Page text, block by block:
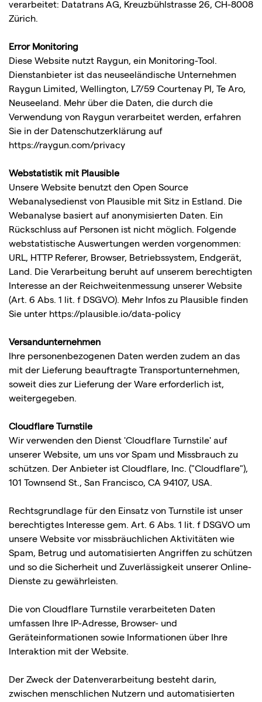
verarbeitet: Datatrans AG, Kreuzbühlstrasse 26, CH-8008
Zürich.
Error Monitoring
Diese Website nutzt Raygun, ein Monitoring-Tool.
Dienstanbieter ist das neuseeländische Unternehmen
Raygun Limited, Wellington, L7/59 Courtenay Pl, Te Aro,
Neuseeland. Mehr über die Daten, die durch die
Verwendung von Raygun verarbeitet werden, erfahren
Sie in der Datenschutzerklärung auf
https://raygun.com/privacy
Webstatistik mit Plausible
Unsere Website benutzt den Open Source
Webanalysedienst von Plausible mit Sitz in Estland. Die
Webanalyse basiert auf anonymisierten Daten. Ein
Rückschluss auf Personen ist nicht möglich. Folgende
webstatistische Auswertungen werden vorgenommen:
URL, HTTP Referer, Browser, Betriebssystem, Endgerät,
Land. Die Verarbeitung beruht auf unserem berechtigten
Interesse an der Reichweitenmessung unserer Website
(Art. 6 Abs. 1 lit. f DSGVO). Mehr Infos zu Plausible finden
Sie unter https://plausible.io/data-policy
Versandunternehmen
Ihre personenbezogenen Daten werden zudem an das
mit der Lieferung beauftragte Transportunternehmen,
soweit dies zur Lieferung der Ware erforderlich ist,
weitergegeben.
Cloudflare Turnstile
Wir verwenden den Dienst 'Cloudflare Turnstile' auf
unserer Website, um uns vor Spam und Missbrauch zu
schützen. Der Anbieter ist Cloudflare, Inc. ("Cloudflare"),
101 Townsend St., San Francisco, CA 94107, USA.
Rechtsgrundlage für den Einsatz von Turnstile ist unser
berechtigtes Interesse gem. Art. 6 Abs. 1 lit. f DSGVO um
unsere Website vor missbräuchlichen Aktivitäten wie
Spam, Betrug und automatisierten Angriffen zu schützen
und so die Sicherheit und Zuverlässigkeit unserer Online-
Dienste zu gewährleisten.
Die von Cloudflare Turnstile verarbeiteten Daten
umfassen Ihre IP-Adresse, Browser- und
Geräteinformationen sowie Informationen über Ihre
Interaktion mit der Website.
Der Zweck der Datenverarbeitung besteht darin,
zwischen menschlichen Nutzern und automatisierten